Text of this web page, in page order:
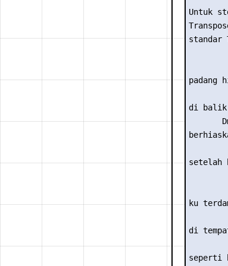
Untuk
standar
padang
di balik
setelah
ku
di
seperti